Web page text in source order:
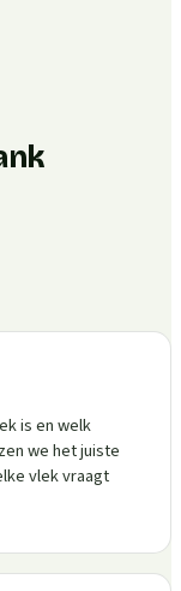
is en welk
we het juiste
vlek vraagt